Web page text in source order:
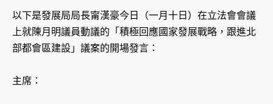
以下是發展局局長甯漢豪今日（一月十日）在立法會會議
上就陳月明議員動議的「積極回應國家發展戰略，跟進北
部都會區建設」議案的開場發言：
主席：